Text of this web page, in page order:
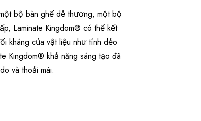
bộ bàn ghế dễ thương, một bộ
Laminate Kingdom® có thể kết
kháng của vật liệu như tính dẻo
Kingdom® khả năng sáng tạo đã
và thoải mái.